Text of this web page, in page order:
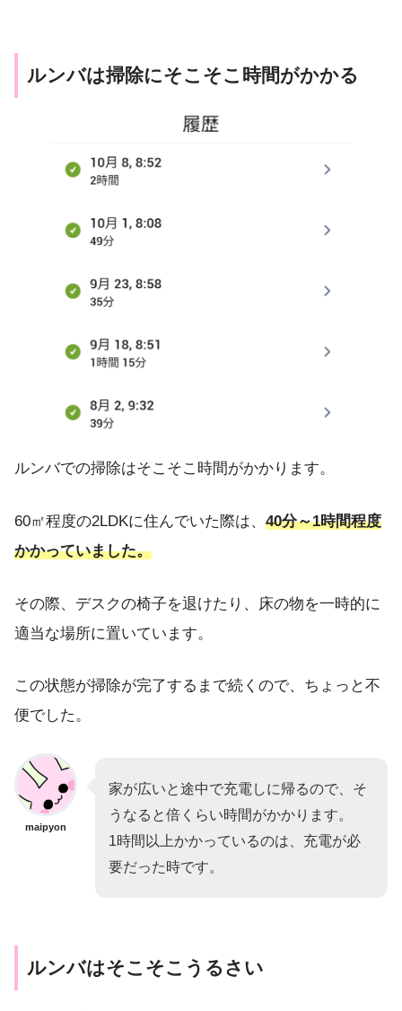
ルンバは掃除にそこそこ時間がかかる
ルンバでの掃除はそこそこ時間がかかります。
60㎡程度の2LDKに住んでいた際は、 40分～1時間程度
かかっていました。
その際、デスクの椅子を退けたり、床の物を一時的に
適当な場所に置いています。
この状態が掃除が完了するまで続くので、ちょっと不
便でした。
maipyon
家が広いと途中で充電しに帰るので、そ
うなると倍くらい時間がかかります。
1時間以上かかっているのは、充電が必
要だった時です。
ルンバはそこそこうるさい